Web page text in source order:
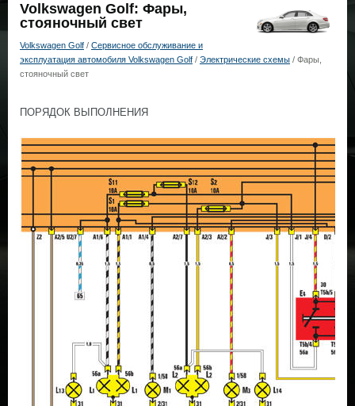
Volkswagen Golf: Фары,
стояночный свет
Volkswagen Golf / Сервисное обслуживание и
эксплуатация автомобиля Volkswagen Golf / Электрические схемы / Фары,
стояночный свет
ПОРЯДОК ВЫПОЛНЕНИЯ